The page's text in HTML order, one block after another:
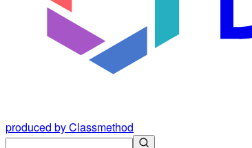
produced by Classmethod